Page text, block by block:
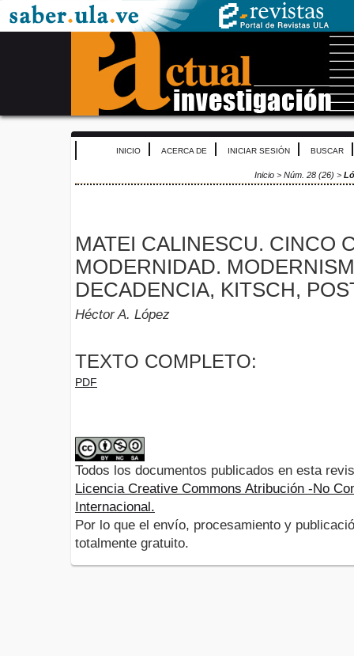
INICIO ACERCA DE INICIAR SESIÓN BUSCAR
Inicio > Núm. 28 (26) >
MATEI CALINESCU. CINCO
MODERNIDAD.
DECADENCIA, KITSCH,
Héctor A. López
TEXTO COMPLETO:
PDF
Todos los documentos publicados en esta
Licencia Creative Commons Atribución -No
Internacional.
Por lo que el envío, procesamiento y
totalmente gratuito.